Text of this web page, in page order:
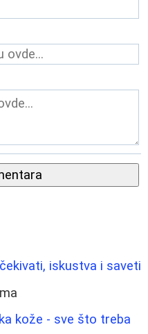
iskustva i saveti
kože - sve što treba